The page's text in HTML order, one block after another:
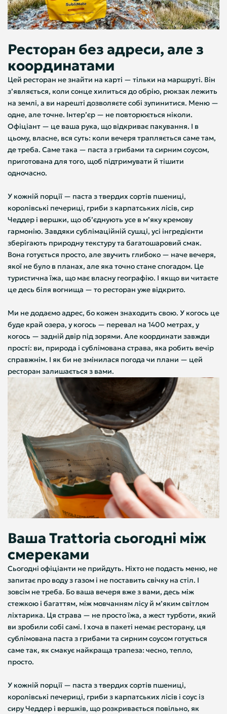
Ресторан без адреси, але з
координатами
Цей ресторан не знайти на карті — тільки на маршруті. Він
з’являється, коли сонце хилиться до обрію, рюкзак лежить
на землі, а ви нарешті дозволяєте собі зупинитися. Меню —
одне, але точне. Інтерʼєр — не повторюється ніколи.
Офіціант — це ваша рука, що відкриває пакування. І в
цьому, власне, вся суть: коли вечеря трапляється саме там,
де треба. Саме така — паста з грибами та сирним соусом,
приготована для того, щоб підтримувати й тішити
одночасно.
У кожній порції — паста з твердих сортів пшениці,
королівські печериці, гриби з карпатських лісів, сир
Чеддер і вершки, що об’єднують усе в м’яку кремову
гармонію. Завдяки сублімаційній сушці, усі інгредієнти
зберігають природну текстуру та багатошаровий смак.
Вона готується просто, але звучить глибоко — наче вечеря,
якої не було в планах, але яка точно стане спогадом. Це
туристична їжа, що має власну географію. І якщо ви читаєте
це десь біля вогнища — то ресторан уже відкрито.
Ми не додаємо адрес, бо кожен знаходить свою. У когось це
буде край озера, у когось — перевал на 1400 метрах, у
когось — задній двір під зорями. Але координати завжди
прості: ви, природа і сублімована страва, яка робить вечір
справжнім. І як би не змінилася погода чи плани — цей
ресторан залишається з вами.
Ваша Trattoria сьогодні між
смереками
Сьогодні офіціанти не прийдуть. Ніхто не подасть меню, не
запитає про воду з газом і не поставить свічку на стіл. І
зовсім не треба. Бо ваша вечеря вже з вами, десь між
стежкою і багаттям, між мовчанням лісу й м’яким світлом
ліхтарика. Ця страва — не просто їжа, а жест турботи, який
ви зробили собі самі. І хоча в пакеті немає ресторану, ця
сублімована паста з грибами та сирним соусом готується
саме так, як смакує найкраща трапеза: чесно, тепло,
просто.
У кожній порції — паста з твердих сортів пшениці,
королівські печериці, гриби з карпатських лісів і соус із
сиру Чеддер і вершків, що розкривається повільно, як